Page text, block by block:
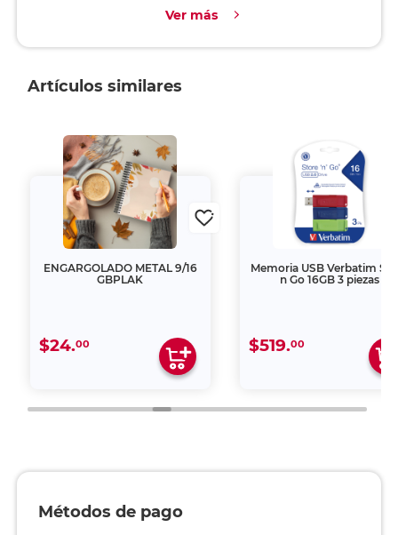
Ver más
Artículos similares
ENGARGOLADO METAL 9/16
GBPLAK
$24.00
Memoria USB Verbatim
n Go 16GB 3 piezas
$519.00
Métodos de pago